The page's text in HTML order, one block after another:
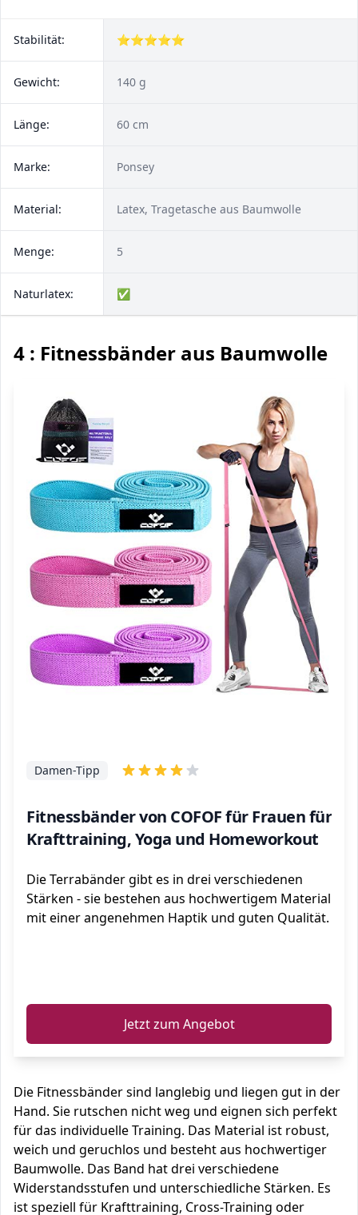
Stabilität: ⭐⭐⭐⭐⭐
Gewicht: 140 g
Länge: 60 cm
Marke: Ponsey
Material: Latex, Tragetasche aus Baumwolle
Menge: 5
Naturlatex: ✅
4 : Fitnessbänder aus Baumwolle
Fitnessbänder von COFOF für Frauen für
Krafttraining, Yoga und Homeworkout
Damen-Tipp
Die Terrabänder gibt es in drei verschiedenen
Stärken - sie bestehen aus hochwertigem Material
mit einer angenehmen Haptik und guten Qualität.
Jetzt zum Angebot
Die Fitnessbänder sind langlebig und liegen gut in der
Hand. Sie rutschen nicht weg und eignen sich perfekt
für das individuelle Training. Das Material ist robust,
weich und geruchlos und besteht aus hochwertiger
Baumwolle. Das Band hat drei verschiedene
Widerstandsstufen und unterschiedliche Stärken. Es
ist speziell für Krafttraining, Cross-Training oder